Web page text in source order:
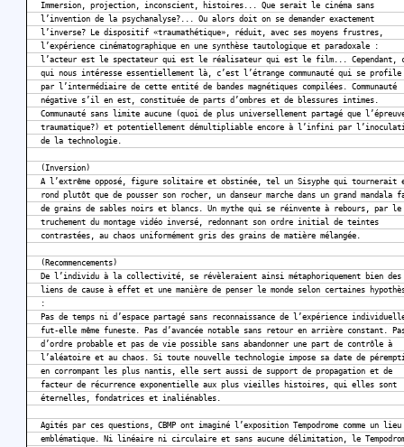
Immersion, projection, inconscient, histoires... Que serait le cinéma sans
l’invention de la psychanalyse?... Ou alors doit on se demander exactement
l’inverse? Le dispositif «traumathétique», réduit, avec ses moyens frustres,
l’expérience cinématographique en une synthèse tautologique et paradoxale :
l’acteur est le spectateur qui est le réalisateur qui est le film... Cependant,
qui nous intéresse essentiellement là, c’est l’étrange communauté qui se profile
par l’intermédiaire de cette entité de bandes magnétiques compilées. Communauté
négative s’il en est, constituée de parts d’ombres et de blessures intimes.
Communauté sans limite aucune (quoi de plus universellement partagé que
traumatique?) et potentiellement démultipliable encore à l’infini par
de la technologie.
(Inversion)
A l’extrême opposé, figure solitaire et obstinée, tel un Sisyphe qui tournerait
rond plutôt que de pousser son rocher, un danseur marche dans un grand mandala
de grains de sables noirs et blancs. Un mythe qui se réinvente à rebours, par le
truchement du montage vidéo inversé, redonnant son ordre initial de teintes
contrastées, au chaos uniformément gris des grains de matière mélangée.
(Recommencements)
De l’individu à la collectivité, se révèleraient ainsi métaphoriquement bien des
liens de cause à effet et une manière de penser le monde selon certaines
:
Pas de temps ni d’espace partagé sans reconnaissance de l’expérience
fut-elle même funeste. Pas d’avancée notable sans retour en arrière constant.
d’ordre probable et pas de vie possible sans abandonner une part de contrôle à
l’aléatoire et au chaos. Si toute nouvelle technologie impose sa date de
en corrompant les plus nantis, elle sert aussi de support de propagation et de
facteur de récurrence exponentielle aux plus vieilles histoires, qui elles sont
éternelles, fondatrices et inaliénables.
Agités par ces questions, CBMP ont imaginé l’exposition Tempodrome comme un lieu
emblématique. Ni linéaire ni circulaire et sans aucune délimitation, le